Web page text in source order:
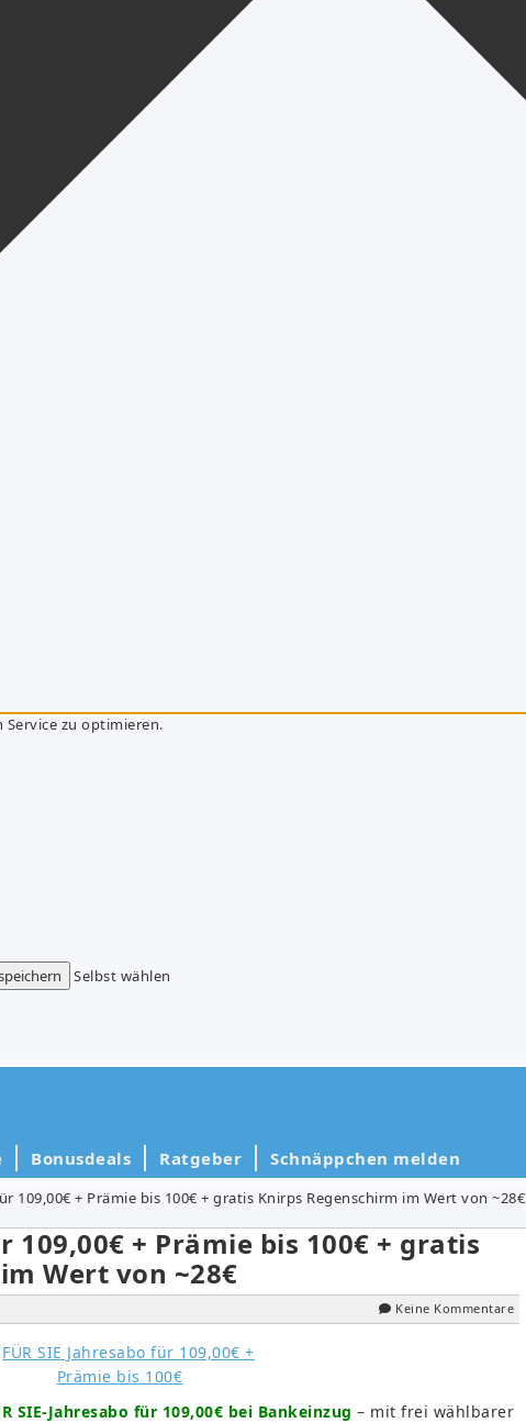
Service zu optimieren.
Selbst wählen
Bonusdeals Ratgeber Schnäppchen melden
109,00€ + Prämie bis 100€ + gratis Knirps Regenschirm im Wert von ~28€
109,00€ + Prämie bis 100€ + gratis
Wert von ~28€
Keine Kommentare
SIE-Jahresabo für 109,00€ bei Bankeinzug – mit frei wählbarer